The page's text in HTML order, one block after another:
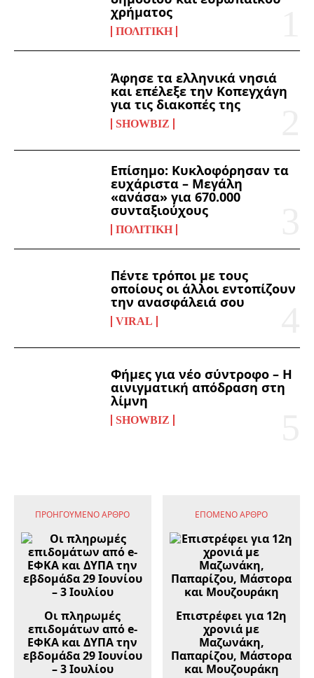
χρήματος
ΠΟΛΙΤΙΚΉ
Άφησε τα ελληνικά νησιά
και επέλεξε την Κοπεγχάγη
για τις διακοπές της
SHOWBIZ
Επίσημο: Κυκλοφόρησαν τα
ευχάριστα – Μεγάλη
«ανάσα» για 670.000
συνταξιούχους
ΠΟΛΙΤΙΚΉ
Πέντε τρόποι με τους
οποίους οι άλλοι εντοπίζουν
την ανασφάλειά σου
VIRAL
Φήμες για νέο σύντροφο – Η
αινιγματική απόδραση στη
λίμνη
SHOWBIZ
ΠΡΟΗΓΟΎΜΕΝΟ ΆΡΘΡΟ
Οι πληρωμές
επιδομάτων από e-
ΕΦΚΑ και ΔΥΠΑ την
εβδομάδα 29 Ιουνίου
– 3 Ιουλίου
ΕΠΌΜΕΝΟ ΆΡΘΡΟ
Επιστρέφει για 12η
χρονιά με
Μαζωνάκη,
Παπαρίζου, Μάστορα
και Μουζουράκη